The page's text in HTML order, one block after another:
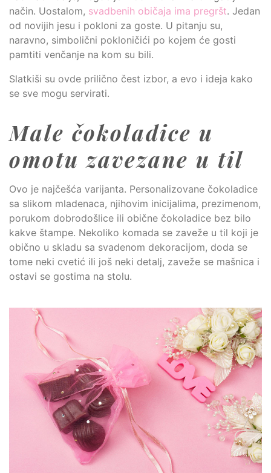
način. Uostalom, svadbenih običaja ima pregršt. Jedan
od novijih jesu i pokloni za goste. U pitanju su,
naravno, simbolični pokloničići po kojem će gosti
pamtiti venčanje na kom su bili.
Slatkiši su ovde prilično čest izbor, a evo i ideja kako
se sve mogu servirati.
Male čokoladice u
omotu zavezane u til
Ovo je najčešća varijanta. Personalizovane čokoladice
sa slikom mladenaca, njihovim inicijalima, prezimenom,
porukom dobrodošlice ili obične čokoladice bez bilo
kakve štampe. Nekoliko komada se zaveže u til koji je
obično u skladu sa svadenom dekoracijom, doda se
tome neki cvetić ili još neki detalj, zaveže se mašnica i
ostavi se gostima na stolu.